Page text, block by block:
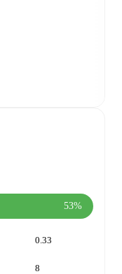
53%
0.33
8